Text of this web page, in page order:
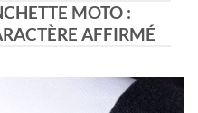
MOTO :
AFFIRMÉ